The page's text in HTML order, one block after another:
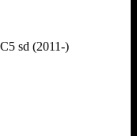
sd (2011-)